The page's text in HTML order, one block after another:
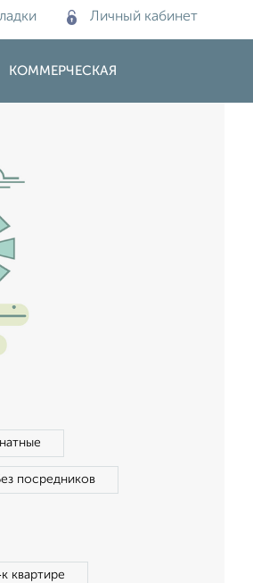
Личный кабинет
КОММЕРЧЕСКАЯ
посредников
квартире